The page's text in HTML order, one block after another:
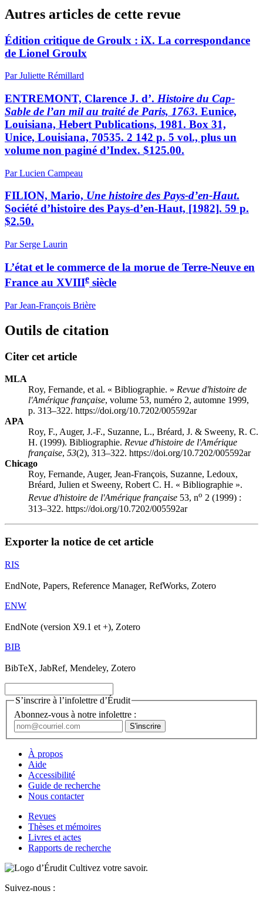
Autres articles de cette revue
Édition critique de Groulx : iX. La correspondance
de Lionel Groulx
Par Juliette Rémillard
ENTREMONT, Clarence J. d’. Histoire du Cap-
Sable de l’an mil au traité de Paris, 1763. Eunice,
Louisiana, Hebert Publications, 1981. Box 31,
Unice, Louisiana, 70535. 2 142 p. 5 vol., plus un
volume non paginé d’Index. $125.00.
Par Lucien Campeau
FILION, Mario, Une histoire des Pays-d’en-Haut.
Société d’histoire des Pays-d’en-Haut, [1982]. 59 p.
$2.50.
Par Serge Laurin
L’état et le commerce de la morue de Terre-Neuve en
France au XVIIIe siècle
Par Jean-François Brière
Outils de citation
Citer cet article
MLA
Roy, Fernande, et al. « Bibliographie. » Revue d'histoire de
l'Amérique française, volume 53, numéro 2, automne 1999,
p. 313–322. https://doi.org/10.7202/005592ar
APA
Roy, F., Auger, J.-F., Suzanne, L., Bréard, J. & Sweeny, R. C.
H. (1999). Bibliographie. Revue d'histoire de l'Amérique
française, 53(2), 313–322. https://doi.org/10.7202/005592ar
Chicago
Roy, Fernande, Auger, Jean-François, Suzanne, Ledoux,
Bréard, Julien et Sweeny, Robert C. H. « Bibliographie ».
Revue d'histoire de l'Amérique française 53, no 2 (1999) :
313–322. https://doi.org/10.7202/005592ar
Exporter la notice de cet article
RIS
EndNote, Papers, Reference Manager, RefWorks, Zotero
ENW
EndNote (version X9.1 et +), Zotero
BIB
BibTeX, JabRef, Mendeley, Zotero
S’inscrire à l’infolettre d’Érudit
Abonnez-vous à notre infolettre :
À propos
Aide
Accessibilité
Guide de recherche
Nous contacter
Revues
Thèses et mémoires
Livres et actes
Rapports de recherche
Cultivez votre savoir.
Suivez-nous :